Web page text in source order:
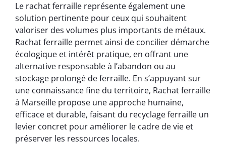
Le rachat ferraille représente également une
solution pertinente pour ceux qui souhaitent
valoriser des volumes plus importants de métaux.
Rachat ferraille permet ainsi de concilier démarche
écologique et intérêt pratique, en offrant une
alternative responsable à l’abandon ou au
stockage prolongé de ferraille. En s’appuyant sur
une connaissance fine du territoire, Rachat ferraille
à Marseille propose une approche humaine,
efficace et durable, faisant du recyclage ferraille un
levier concret pour améliorer le cadre de vie et
préserver les ressources locales.